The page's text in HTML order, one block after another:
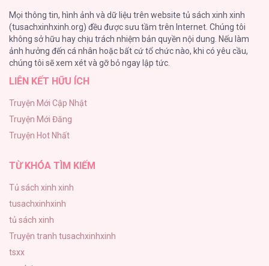
Trưởng Phòng Mệt Mỏi Vì Người Vợ Mới
Cưới [...] – Chap 6
135
Đứa Nhỏ Không Phải Là Con Anh
124
Vương Miện Lục Bảo
Mùa Xuân Hoa Nở
103
Mọi thông tin, hình ảnh và dữ liệu trên website tủ sách xinh xinh
(tusachxinhxinh.org) đều được sưu tầm trên Internet. Chúng tôi
không sở hữu hay chịu trách nhiệm bản quyền nội dung. Nếu làm
ảnh hưởng đến cá nhân hoặc bất cứ tổ chức nào, khi có yêu cầu,
chúng tôi sẽ xem xét và gỡ bỏ ngay lập tức.
LIÊN KẾT HỮU ÍCH
Truyện Mới Cập Nhật
Truyện Mới Đăng
Truyện Hot Nhất
TỪ KHÓA TÌM KIẾM
Tủ sách xinh xinh
tusachxinhxinh
tủ sách xinh
Truyện tranh tusachxinhxinh
tsxx